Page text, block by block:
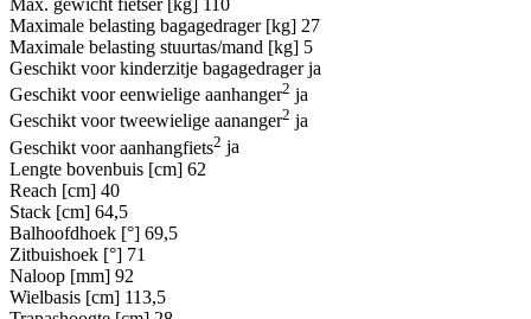
Maximale belasting bagagedrager [kg] 27
Maximale belasting stuurtas/mand [kg] 5
Geschikt voor kinderzitje bagagedrager ja
Geschikt voor eenwielige aanhanger2 ja
Geschikt voor tweewielige aananger2 ja
Geschikt voor aanhangfiets2 ja
Lengte bovenbuis [cm] 62
Reach [cm] 40
Stack [cm] 64,5
Balhoofdhoek [°] 69,5
Zitbuishoek [°] 71
Naloop [mm] 92
Wielbasis [cm] 113,5